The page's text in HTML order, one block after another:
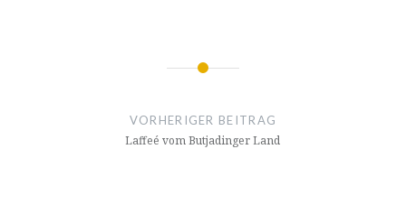
Beitragsnavigation
VORHERIGER BEITRAG
Laffeé vom Butjadinger Land